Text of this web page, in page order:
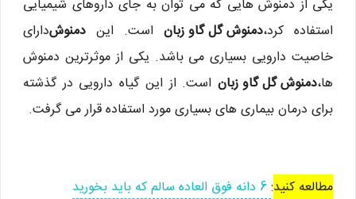
یکی از دمنوش هایی که می توان به جای داروهای شیمیایی
استفاده کرد،دمنوش گل گاو زبان است. این دمنوشدارای
خاصیت دارویی بسیاری می باشد. یکی از موثرترین دمنوش
ها،دمنوش گل گاو زبان است. از این گیاه دارویی در گذشته
برای درمان بیماری های بسیاری مورد استفاده قرار می گرفت.
مطالعه کنید: